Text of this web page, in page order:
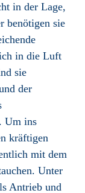
in der Lage,
benötigen sie
in die Luft
sie
der
Um ins
kräftigen
mit dem
Unter
Antrieb und